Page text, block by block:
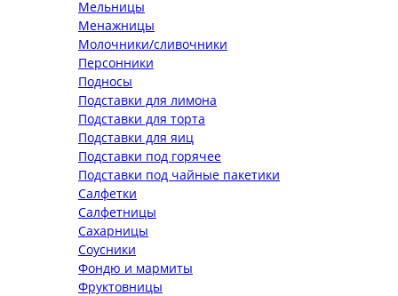
Мельницы
Менажницы
Молочники/сливочники
Персонники
Подносы
Подставки для лимона
Подставки для торта
Подставки для яиц
Подставки под горячее
Подставки под чайные пакетики
Салфетки
Салфетницы
Сахарницы
Соусники
Фондю и мармиты
Фруктовницы